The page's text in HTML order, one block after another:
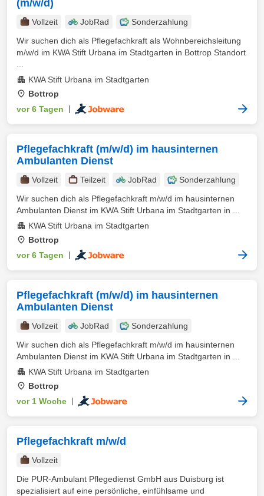
(m/w/d)
Vollzeit JobRad
Sonderzahlung
Wir suchen dich als Pflegefachkraft als Wohnbereichsleitung
m/w/d im KWA Stift Urbana im Stadtgarten in Bottrop Standort
KWA Stift Urbana im Stadtgarten
Bottrop
vor 6 Tagen
Pflegefachkraft (m/w/d) im hausinternen
Ambulanten Dienst
Vollzeit Teilzeit JobRad
Sonderzahlung
Wir suchen dich als Pflegefachkraft m/w/d im hausinternen
Ambulanten Dienst im KWA Stift Urbana im Stadtgarten in ...
KWA Stift Urbana im Stadtgarten
Bottrop
vor 6 Tagen
Pflegefachkraft (m/w/d) im hausinternen
Ambulanten Dienst
Vollzeit JobRad
Sonderzahlung
Wir suchen dich als Pflegefachkraft m/w/d im hausinternen
Ambulanten Dienst im KWA Stift Urbana im Stadtgarten in ...
KWA Stift Urbana im Stadtgarten
Bottrop
vor 1 Woche
Pflegefachkraft m/w/d
Vollzeit
Die PUR-Ambulant Pflegedienst GmbH aus Duisburg ist
spezialisiert auf eine persönliche, einfühlsame und